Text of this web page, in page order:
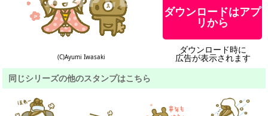
(C)Ayumi Iwasaki
ダウンロードはアプ
リから
ダウンロード時に
広告が表示されます
同じシリーズの他のスタンプはこちら